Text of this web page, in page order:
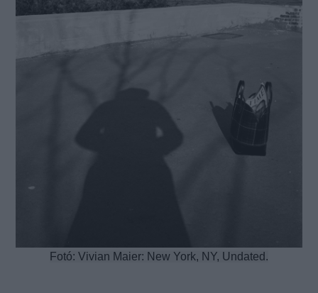
Fotó: Vivian Maier: New York, NY, Undated.